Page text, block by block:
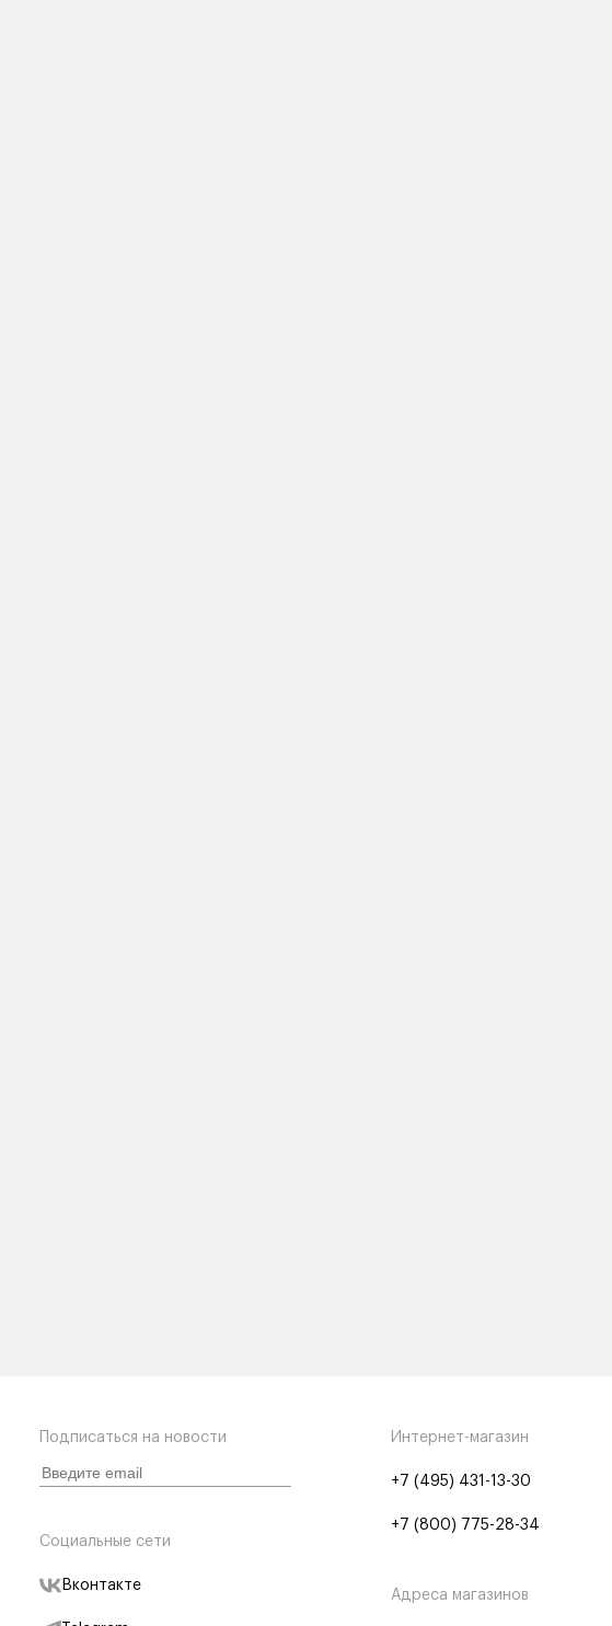
Подписаться на новости
Социальные сети
Вконтакте
Интернет-магазин
+7 (495) 431-13-30
+7 (800) 775-28-34
Адреса магазинов